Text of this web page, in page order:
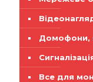
Домофони,
Все для